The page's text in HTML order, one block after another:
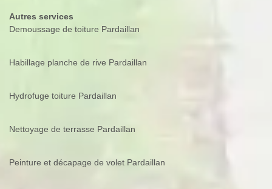
Autres services
Demoussage de toiture Pardaillan
Habillage planche de rive Pardaillan
Hydrofuge toiture Pardaillan
Nettoyage de terrasse Pardaillan
Peinture et décapage de volet Pardaillan